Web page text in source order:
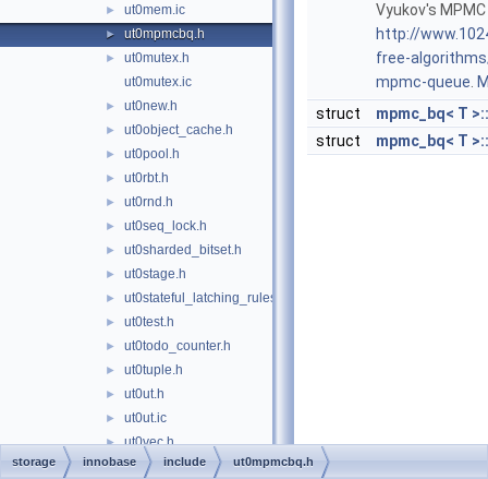
► ut0mem.ic
► ut0mpmcbq.h
►
ut0mutex.h
ut0mutex.ic
► ut0new.h
► ut0object_cache.h
► ut0pool.h
► ut0rbt.h
► ut0rnd.h
► ut0seq_lock.h
► ut0sharded_bitset.h
► ut0stage.h
► ut0stateful_latching_rules.h
► ut0test.h
► ut0todo_counter.h
► ut0tuple.h
► ut0ut.h
► ut0ut.ic
► ut0vec.h
► ut0vec.ic
Vyukov's
http://
free-
mpmc-queue
struct
mpmc_bq< T
struct
mpmc_bq< T
storage innobase include ut0mpmcbq.h